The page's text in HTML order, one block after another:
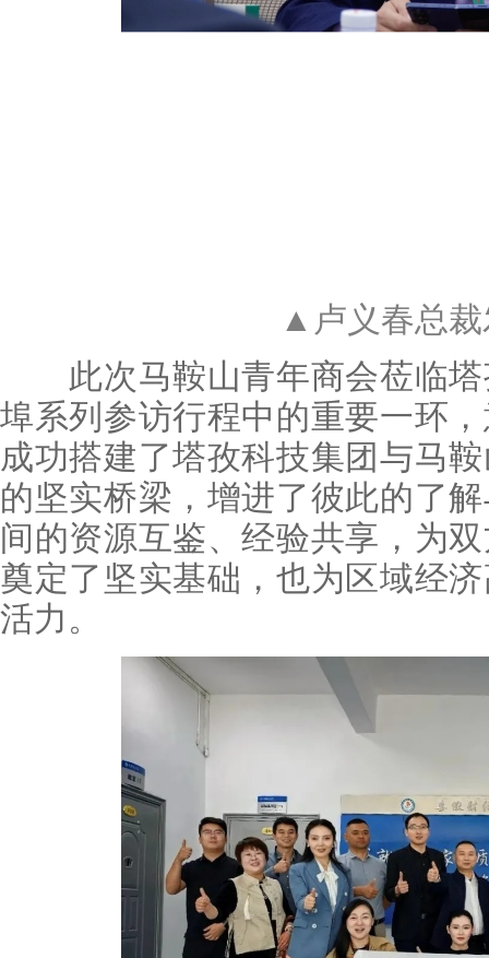
▲卢义春总
此次马鞍山青年商会莅临塔
埠系列参访行程中的重要一环
成功搭建了塔孜科技集团与马
的坚实桥梁，增进了彼此的了
间的资源互鉴、经验共享，为
奠定了坚实基础，也为区域经
活力。